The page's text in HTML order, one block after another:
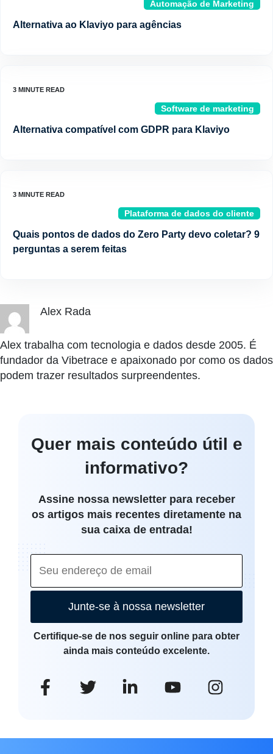
Automação de Marketing
Alternativa ao Klaviyo para agências
Software de marketing
Alternativa compatível com GDPR para Klaviyo
Plataforma de dados do cliente
Quais pontos de dados do Zero Party devo coletar? 9
perguntas a serem feitas
Alex Rada
Alex trabalha com tecnologia e dados desde 2005. É
fundador da Vibetrace e apaixonado por como os dados
podem trazer resultados surpreendentes.
Quer mais conteúdo útil e
informativo?
Assine nossa newsletter para receber
os artigos mais recentes diretamente na
sua caixa de entrada!
Junte-se à nossa newsletter
Certifique-se de nos seguir online para obter
ainda mais conteúdo excelente.